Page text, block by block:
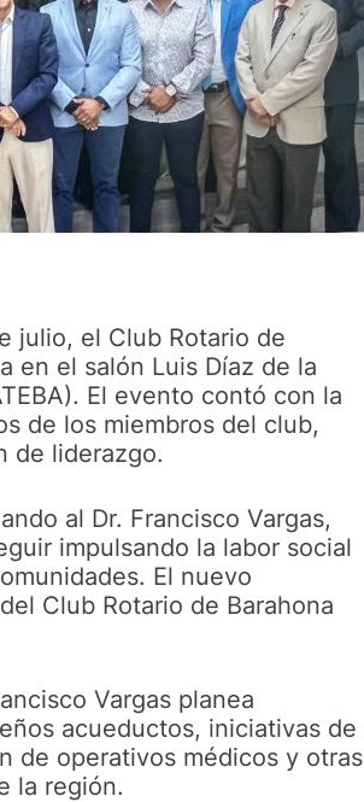
julio, el Club Rotario de
en el salón Luis Díaz de la
El evento contó con la
de los miembros del club,
de liderazgo.
al Dr. Francisco Vargas,
impulsando la labor social
El nuevo
Club Rotario de Barahona
Vargas planea
acueductos, iniciativas de
de operativos médicos y otras
la región.